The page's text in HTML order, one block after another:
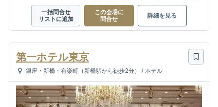
一括問合せ
リストに追加
この会場に
問合せ
詳細を見る
第一ホテル東京
銀座・新橋・有楽町（新橋駅から徒歩2分） / ホテル